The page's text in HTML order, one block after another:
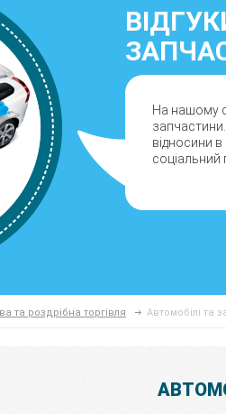
На нашому
відносини
соціальний
та роздрібна торгівля Автомобілі та